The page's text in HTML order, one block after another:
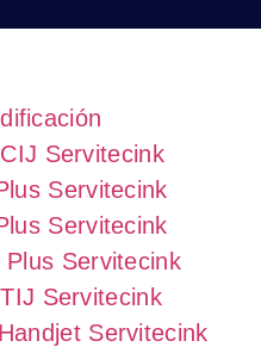
Servitecink
Servitecink
Servitecink
Plus Servitecink
Servitecink
Servitecink